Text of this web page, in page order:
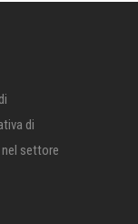
di
settore